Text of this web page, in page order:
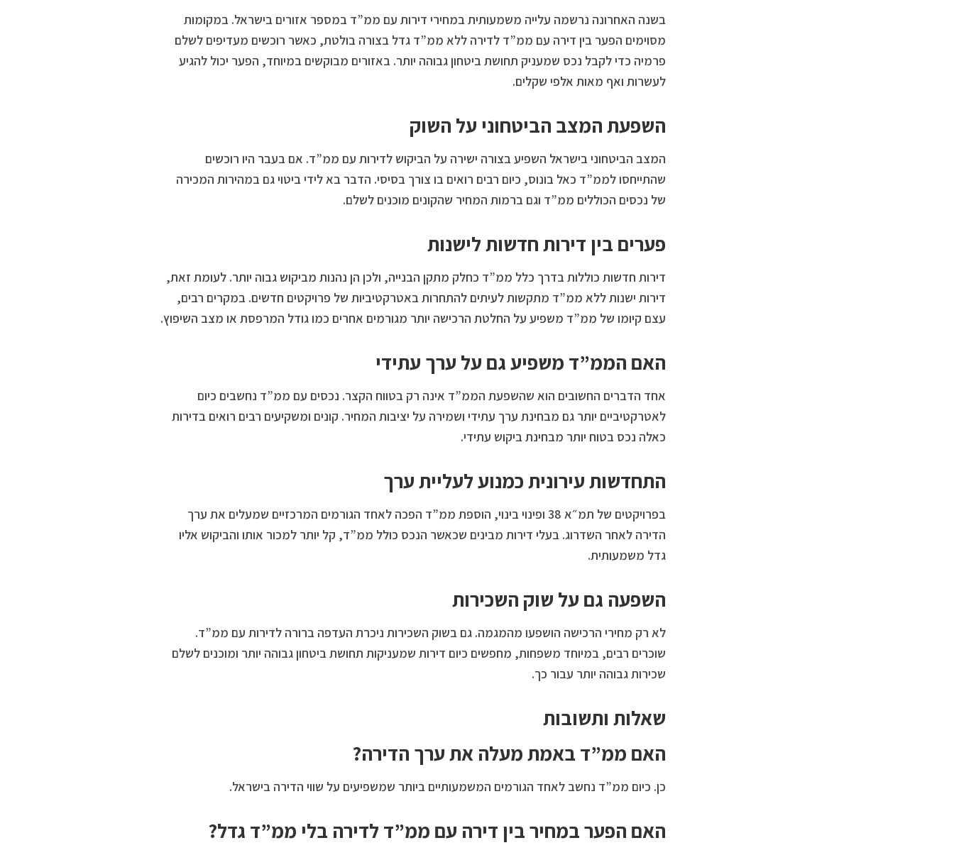
בשנה האחרונה נרשמה עלייה משמעותית במחירי דירות עם ממ”ד במספר אזורים בישראל. במקומות
מסוימים הפער בין דירה עם ממ”ד לדירה ללא ממ”ד גדל בצורה בולטת, כאשר רוכשים מעדיפים לשלם
פרמיה כדי לקבל נכס שמעניק תחושת ביטחון גבוהה יותר. באזורים מבוקשים במיוחד, הפער יכול להגיע
לעשרות ואף מאות אלפי שקלים.
השפעת המצב הביטחוני על השוק
המצב הביטחוני בישראל השפיע בצורה ישירה על הביקוש לדירות עם ממ”ד. אם בעבר היו רוכשים
שהתייחסו לממ”ד כאל בונוס, כיום רבים רואים בו צורך בסיסי. הדבר בא לידי ביטוי גם במהירות המכירה
של נכסים הכוללים ממ”ד וגם ברמות המחיר שהקונים מוכנים לשלם.
פערים בין דירות חדשות לישנות
דירות חדשות כוללות בדרך כלל ממ”ד כחלק מתקן הבנייה, ולכן הן נהנות מביקוש גבוה יותר. לעומת זאת,
דירות ישנות ללא ממ”ד מתקשות לעיתים להתחרות באטרקטיביות של פרויקטים חדשים. במקרים רבים,
עצם קיומו של ממ”ד משפיע על החלטת הרכישה יותר מגורמים אחרים כמו גודל המרפסת או מצב השיפוץ.
האם הממ”ד משפיע גם על ערך עתידי
אחד הדברים החשובים הוא שהשפעת הממ”ד אינה רק בטווח הקצר. נכסים עם ממ”ד נחשבים כיום
לאטרקטיביים יותר גם מבחינת ערך עתידי ושמירה על יציבות המחיר. קונים ומשקיעים רבים רואים בדירות
כאלה נכס בטוח יותר מבחינת ביקוש עתידי.
התחדשות עירונית כמנוע לעליית ערך
בפרויקטים של תמ״א 38 ופינוי בינוי, הוספת ממ”ד הפכה לאחד הגורמים המרכזיים שמעלים את ערך
הדירה לאחר השדרוג. בעלי דירות מבינים שכאשר הנכס כולל ממ”ד, קל יותר למכור אותו והביקוש אליו
גדל משמעותית.
השפעה גם על שוק השכירות
לא רק מחירי הרכישה הושפעו מהמגמה. גם בשוק השכירות ניכרת העדפה ברורה לדירות עם ממ”ד.
שוכרים רבים, במיוחד משפחות, מחפשים כיום דירות שמעניקות תחושת ביטחון גבוהה יותר ומוכנים לשלם
שכירות גבוהה יותר עבור כך.
שאלות ותשובות
האם ממ”ד באמת מעלה את ערך הדירה?
כן. כיום ממ”ד נחשב לאחד הגורמים המשמעותיים ביותר שמשפיעים על שווי הדירה בישראל.
האם הפער במחיר בין דירה עם ממ”ד לדירה בלי ממ”ד גדל?